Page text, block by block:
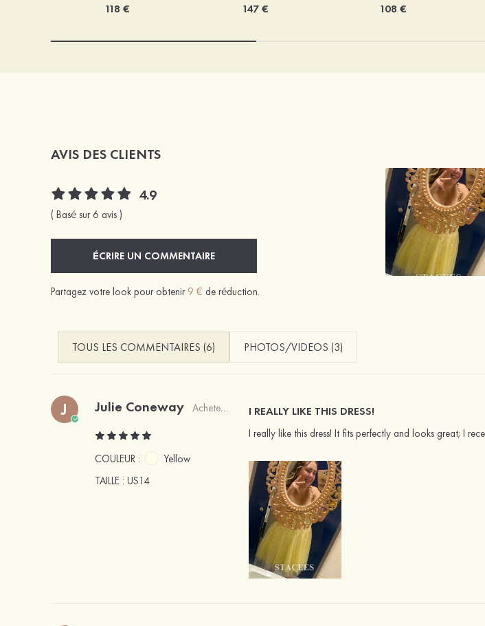
118 € 147 € 108 €
AVIS DES CLIENTS
4.9
( Basé sur 6 avis )
ÉCRIRE UN COMMENTAIRE
Partagez votre look pour obtenir 9 € de réduction.
TOUS LES COMMENTAIRES (6) PHOTOS/VIDEOS (3)
J Julie Coneway Acheteur vérifié
COULEUR :
Yellow
TAILLE : US14
I REALLY LIKE THIS DRESS!
I really like this dress! It fits perfectly and looks great; I